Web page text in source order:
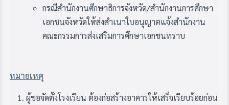
กรณีสำนักงานศึกษาธิการจังหวัด/สำนักงานการศึกษา
เอกชนจังหวัดให้ส่งสำเนาใบอนุญาตแจ้งสำนักงาน
คณะกรรมการส่งเสริมการศึกษาเอกชนทราบ
หมายเหตุ
ผู้ขอจัดตั้งโรงเรียน ต้องก่อสร้างอาคารให้เสร็จเรียบร้อยก่อน